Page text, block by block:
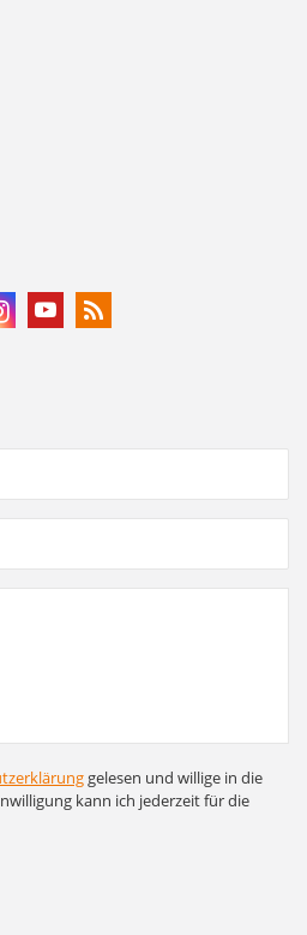
gelesen und willige in die
kann ich jederzeit für die